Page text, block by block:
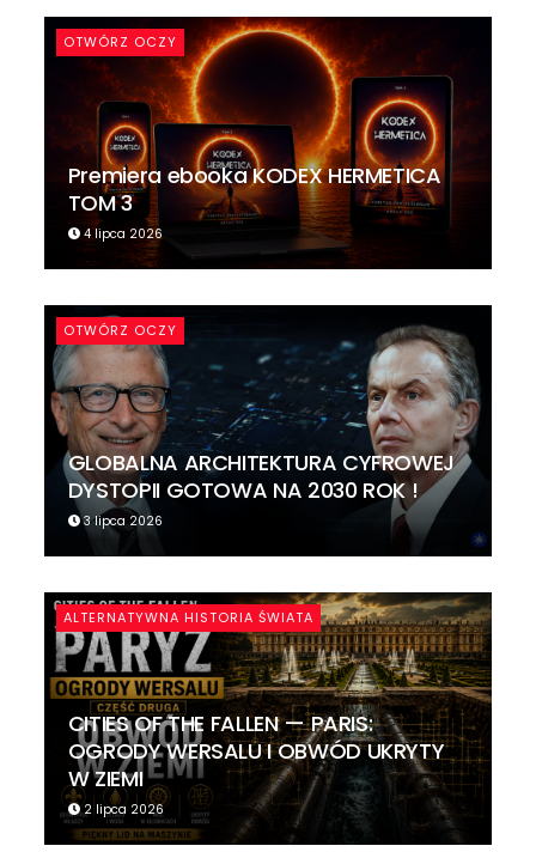
OTWÓRZ OCZY
Premiera ebooka KODEX HERMETICA
TOM 3
4 lipca 2026
OTWÓRZ OCZY
GLOBALNA ARCHITEKTURA CYFROWEJ
DYSTOPII GOTOWA NA 2030 ROK !
3 lipca 2026
ALTERNATYWNA HISTORIA ŚWIATA
CITIES OF THE FALLEN — PARIS:
OGRODY WERSALU I OBWÓD UKRYTY
W ZIEMI
2 lipca 2026